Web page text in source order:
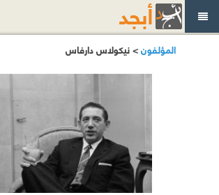
المؤلفون> نيكولاس دارفاس